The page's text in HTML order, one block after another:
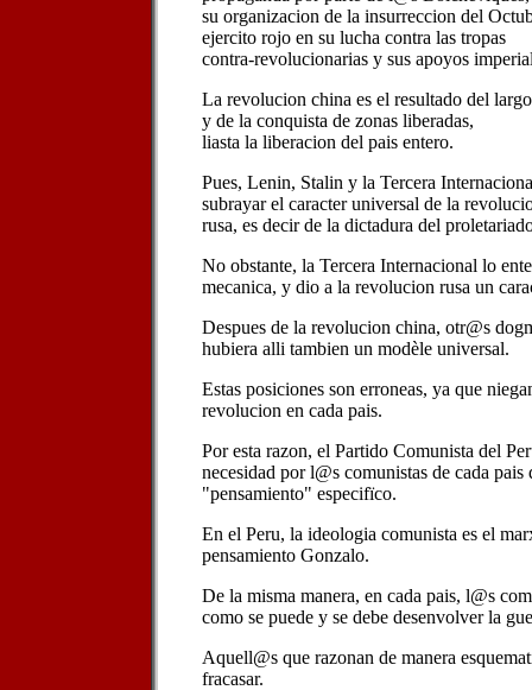
su organizacion de la insurreccion del
ejercito rojo en su lucha contra las tropas
contra-revolucionarias y sus apoyos
La revolucion china es el resultado del
y de la conquista de zonas liberadas,
liasta la liberacion del pais entero.
Pues, Lenin, Stalin y la Tercera
subrayar el caracter universal de la
rusa, es decir de la dictadura del
No obstante, la Tercera Internacional lo
mecanica, y dio a la revolucion rusa un
Despues de la revolucion china, otr@s
hubiera alli tambien un modèle universal.
Estas posiciones son erroneas, ya que
revolucion en cada pais.
Por esta razon, el Partido Comunista del
necesidad por l@s comunistas de cada pais
"pensamiento" especifïco.
En el Peru, la ideologia comunista es el
pensamiento Gonzalo.
De la misma manera, en cada pais, l@s
como se puede y se debe desenvolver la
Aquell@s que razonan de manera
fracasar.